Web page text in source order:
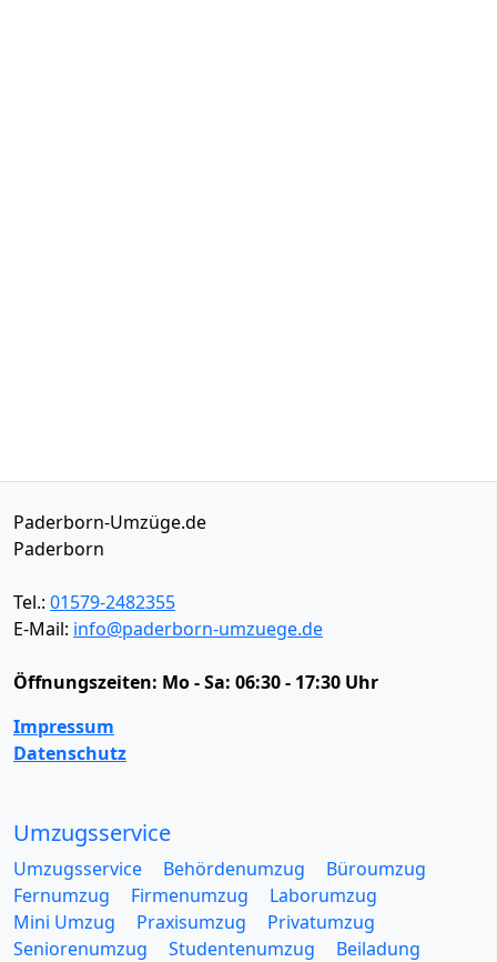
Paderborn-Umzüge.de
Paderborn
Tel.: 01579-2482355
E-Mail: info@paderborn-umzuege.de
Öffnungszeiten: Mo - Sa: 06:30 - 17:30 Uhr
Impressum
Datenschutz
Umzugsservice
Umzugsservice Behördenumzug
Büroumzug
Fernumzug
Firmenumzug
Laborumzug
Mini Umzug
Praxisumzug
Privatumzug
Seniorenumzug
Studentenumzug
Beiladung